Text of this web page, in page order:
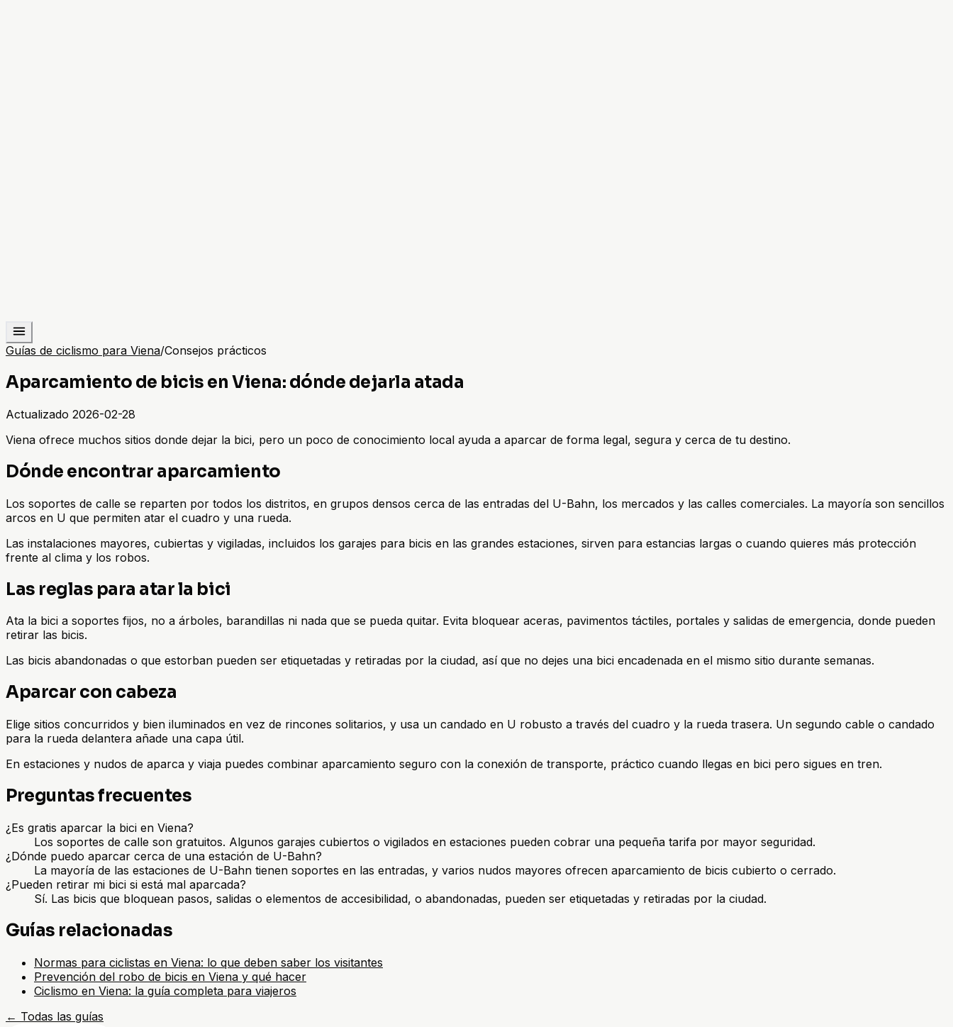
Guías de ciclismo para Viena/Consejos prácticos
Aparcamiento de bicis en Viena: dónde dejarla atada
Actualizado 2026-02-28
Viena ofrece muchos sitios donde dejar la bici, pero un poco de conocimiento local ayuda a aparcar de forma legal, segura y cerca de tu destino.
Dónde encontrar aparcamiento
Los soportes de calle se reparten por todos los distritos, en grupos densos cerca de las entradas del U-Bahn, los mercados y las calles comerciales. La mayoría son sencillos
arcos en U que permiten atar el cuadro y una rueda.
Las instalaciones mayores, cubiertas y vigiladas, incluidos los garajes para bicis en las grandes estaciones, sirven para estancias largas o cuando quieres más protección
frente al clima y los robos.
Las reglas para atar la bici
Ata la bici a soportes fijos, no a árboles, barandillas ni nada que se pueda quitar. Evita bloquear aceras, pavimentos táctiles, portales y salidas de emergencia, donde pueden
retirar las bicis.
Las bicis abandonadas o que estorban pueden ser etiquetadas y retiradas por la ciudad, así que no dejes una bici encadenada en el mismo sitio durante semanas.
Aparcar con cabeza
Elige sitios concurridos y bien iluminados en vez de rincones solitarios, y usa un candado en U robusto a través del cuadro y la rueda trasera. Un segundo cable o candado
para la rueda delantera añade una capa útil.
En estaciones y nudos de aparca y viaja puedes combinar aparcamiento seguro con la conexión de transporte, práctico cuando llegas en bici pero sigues en tren.
Preguntas frecuentes
¿Es gratis aparcar la bici en Viena?
Los soportes de calle son gratuitos. Algunos garajes cubiertos o vigilados en estaciones pueden cobrar una pequeña tarifa por mayor seguridad.
¿Dónde puedo aparcar cerca de una estación de U-Bahn?
La mayoría de las estaciones de U-Bahn tienen soportes en las entradas, y varios nudos mayores ofrecen aparcamiento de bicis cubierto o cerrado.
¿Pueden retirar mi bici si está mal aparcada?
Sí. Las bicis que bloquean pasos, salidas o elementos de accesibilidad, o abandonadas, pueden ser etiquetadas y retiradas por la ciudad.
Guías relacionadas
Normas para ciclistas en Viena: lo que deben saber los visitantes
Prevención del robo de bicis en Viena y qué hacer
Ciclismo en Viena: la guía completa para viajeros
← Todas las guías